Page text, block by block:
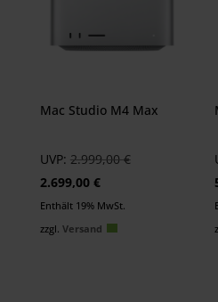
Mac Studio M4 Max
UVP: 2.999,00€Ursprünglicher
2.699,00 €Aktueller
Preis
ist:
Enthält 19% MwSt.
zzgl. Versand